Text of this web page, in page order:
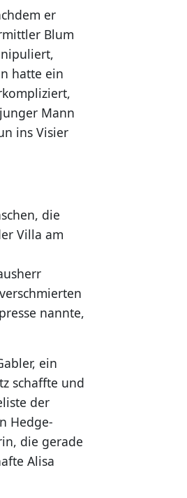
er
Blum
hatte ein
Mann
ins Visier
die
Villa am
nannte,
ein
schaffte und
der
Hedge-
die gerade
Alisa